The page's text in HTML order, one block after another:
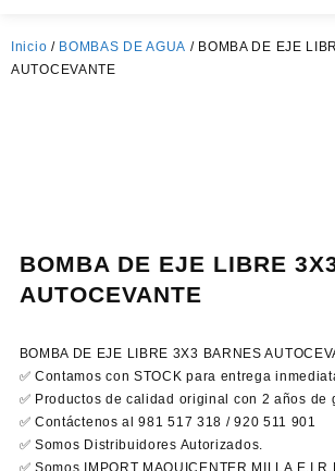
Inicio / BOMBAS DE AGUA / BOMBA DE EJE
AUTOCEVANTE
BOMBA DE EJE LIBRE
AUTOCEVANTE
BOMBA DE EJE LIBRE 3X3 BARNES
✅ Contamos con STOCK para entrega
✅ Productos de calidad original con 2 años de
✅ Contáctenos al 981 517 318 / 920 511 901
✅ Somos Distribuidores Autorizados.
✅ Somos IMPORT MAQUICENTER MILLA